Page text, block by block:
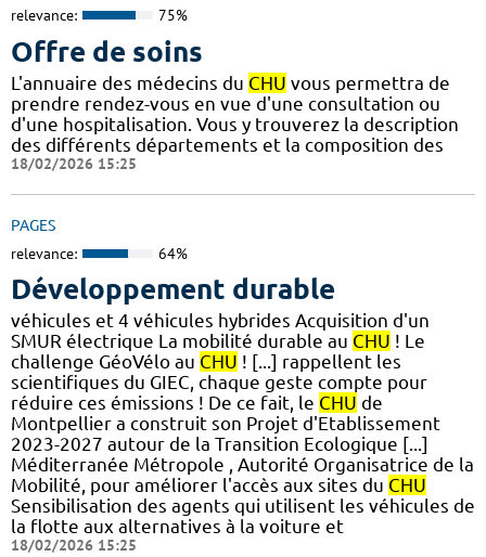
relevance: 75%
Offre de soins
L'annuaire des médecins du CHU vous permettra de
prendre rendez-vous en vue d'une consultation ou
d'une hospitalisation. Vous y trouverez la description
des différents départements et la composition des
18/02/2026 15:25
PAGES
relevance: 64%
Développement durable
véhicules et 4 véhicules hybrides Acquisition d'un
SMUR électrique La mobilité durable au CHU ! Le
challenge GéoVélo au CHU ! [...] rappellent les
scientifiques du GIEC, chaque geste compte pour
réduire ces émissions ! De ce fait, le CHU de
Montpellier a construit son Projet d'Etablissement
2023-2027 autour de la Transition Ecologique [...]
Méditerranée Métropole , Autorité Organisatrice de la
Mobilité, pour améliorer l'accès aux sites du CHU
Sensibilisation des agents qui utilisent les véhicules de
la flotte aux alternatives à la voiture et
18/02/2026 15:25